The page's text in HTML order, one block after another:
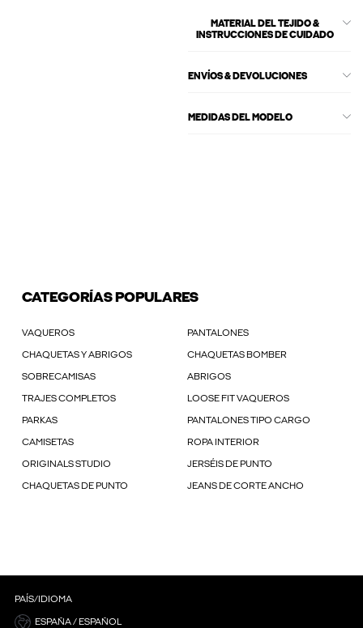
MATERIAL DEL TEJIDO &
INSTRUCCIONES DE CUIDADO
ENVÍOS & DEVOLUCIONES
MEDIDAS DEL MODELO
CATEGORÍAS POPULARES
VAQUEROS PANTALONES
CHAQUETAS Y ABRIGOS CHAQUETAS BOMBER
SOBRECAMISAS ABRIGOS
TRAJES COMPLETOS LOOSE FIT VAQUEROS
PARKAS PANTALONES TIPO CARGO
CAMISETAS ROPA INTERIOR
ORIGINALS STUDIO JERSÉIS DE PUNTO
CHAQUETAS DE PUNTO JEANS DE CORTE ANCHO
PAÍS/IDIOMA
ESPAÑA / ESPAÑOL